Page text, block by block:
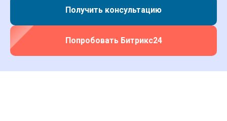
Получить консультацию
Попробовать Битрикс24